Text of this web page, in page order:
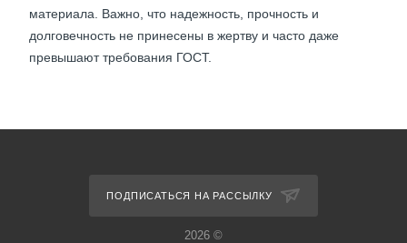
материала. Важно, что надежность, прочность и
долговечность не принесены в жертву и часто даже
превышают требования ГОСТ.
ПОДПИСАТЬСЯ НА РАССЫЛКУ
2026 ©